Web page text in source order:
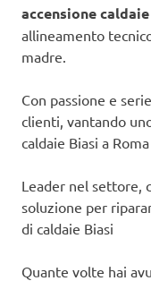
accensione
allineamento
madre.
Con passione e
clienti, vantando
caldaie Biasi a
Leader nel settore,
soluzione per
di caldaie Biasi
Quante volte hai